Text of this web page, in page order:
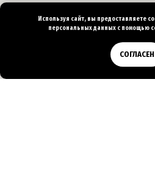
Используя сайт, вы предоставляете
персональныхданных с помощью
СОГЛАСЕН
Позвонить